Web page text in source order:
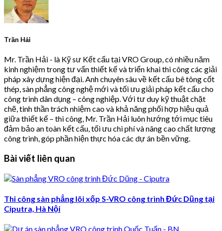
Trần Hải
Mr. Trần Hải - là Kỹ sư Kết cấu tại VRO Group, có nhiều năm
kinh nghiệm trong tư vấn thiết kế và triển khai thi công các giải
pháp xây dựng hiện đại. Anh chuyên sâu về kết cấu bê tông cốt
thép, sàn phẳng công nghệ mới và tối ưu giải pháp kết cấu cho
công trình dân dụng – công nghiệp. Với tư duy kỹ thuật chặt
chẽ, tinh thần trách nhiệm cao và khả năng phối hợp hiệu quả
giữa thiết kế – thi công, Mr. Trần Hải luôn hướng tới mục tiêu
đảm bảo an toàn kết cấu, tối ưu chi phí và nâng cao chất lượng
công trình, góp phần hiện thực hóa các dự án bền vững.
Bài viết liên quan
Thi công sàn phẳng lõi xốp S-VRO công trình Đức Dũng tại
Ciputra, Hà Nội